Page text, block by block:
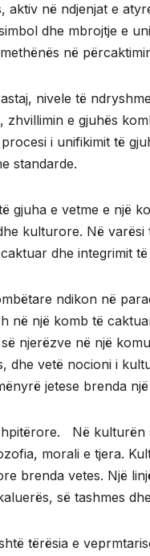
aktiv në ndjenjat e
dhe mbrojtje e
në
nivele të
zhvillimin e gjuhës
i unifikimit të
standarde.
gjuha e vetme e një
kulturore. Në
dhe integrimit
ndikon në
në një komb të
njerëzve në një
vetë nocioni i
jetese brenda
Në
morali e tjera.
brenda vetes. Një
së tashmes
tërësia e